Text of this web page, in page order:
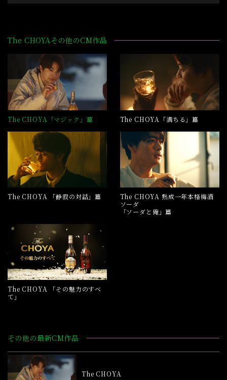
The CHOYAその他のCM作品
The CHOYA「マジック」篇 The CHOYA「満ちる」篇
The CHOYA 「静寂の対話」篇
The CHOYA 熟成一年本格梅酒
ソーダ
「ソーダと俺」篇
The CHOYA 「その魅力のすべ
て」
その他の最新CM作品
The CHOYA